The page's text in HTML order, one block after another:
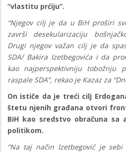
“vlastitu prćiju”.
“Njegov cilj je da u BiH proširi
završi desekularizaciju
Drugi njegov važan cilj je da
SDA/ Bakira Izetbegovića i da
kao najperspektivniju tobožnju
raspale SDA”, rekao je Kazaz za
On ističe da je treći cilj
štetu njenih građana otvori
BiH kao sredstvo obračuna sa
politikom.
“Na taj način Izetbegović je